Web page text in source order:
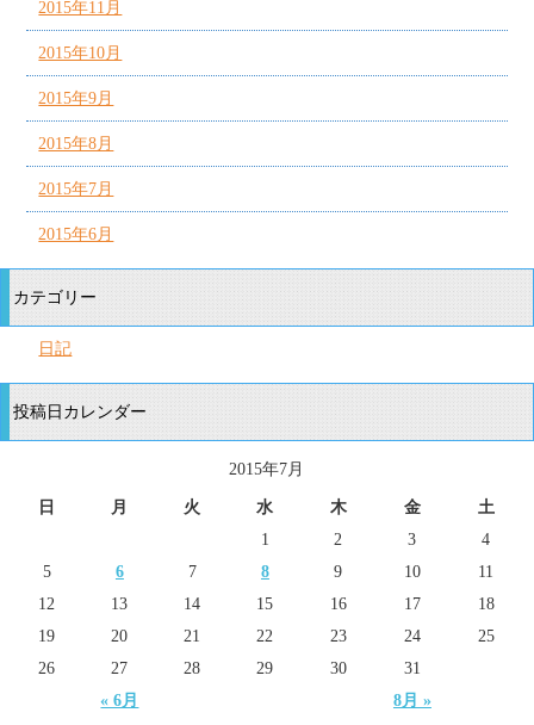
2015年11月
2015年10月
2015年9月
2015年8月
2015年7月
2015年6月
カテゴリー
日記
投稿日カレンダー
2015年7月
日 月 火 水 木 金 土
« 6月 8月 »
1 2 3
4
5
6 7 8 9 10
11
12
13 14 15 16 17
18
19
20 21 22 23 24
25
26
27 28 29 30 31